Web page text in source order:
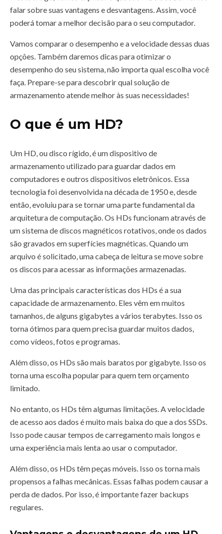
falar sobre suas vantagens e desvantagens. Assim, você
poderá tomar a melhor decisão para o seu computador.
Vamos comparar o desempenho e a velocidade dessas duas
opções. Também daremos dicas para otimizar o
desempenho do seu sistema, não importa qual escolha você
faça. Prepare-se para descobrir qual solução de
armazenamento atende melhor às suas necessidades!
O que é um HD?
Um HD, ou disco rígido, é um dispositivo de
armazenamento utilizado para guardar dados em
computadores e outros dispositivos eletrônicos. Essa
tecnologia foi desenvolvida na década de 1950 e, desde
então, evoluiu para se tornar uma parte fundamental da
arquitetura de computação. Os HDs funcionam através de
um sistema de discos magnéticos rotativos, onde os dados
são gravados em superfícies magnéticas. Quando um
arquivo é solicitado, uma cabeça de leitura se move sobre
os discos para acessar as informações armazenadas.
Uma das principais características dos HDs é a sua
capacidade de armazenamento. Eles vêm em muitos
tamanhos, de alguns gigabytes a vários terabytes. Isso os
torna ótimos para quem precisa guardar muitos dados,
como vídeos, fotos e programas.
Além disso, os HDs são mais baratos por gigabyte. Isso os
torna uma escolha popular para quem tem orçamento
limitado.
No entanto, os HDs têm algumas limitações. A velocidade
de acesso aos dados é muito mais baixa do que a dos SSDs.
Isso pode causar tempos de carregamento mais longos e
uma experiência mais lenta ao usar o computador.
Além disso, os HDs têm peças móveis. Isso os torna mais
propensos a falhas mecânicas. Essas falhas podem causar a
perda de dados. Por isso, é importante fazer backups
regulares.